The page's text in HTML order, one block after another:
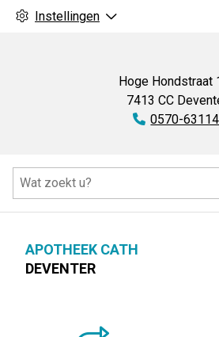
Instellingen
Hoge Hondstraat
7413 CC
Tel:
0570-
APOTHEEK CATH
DEVENTER